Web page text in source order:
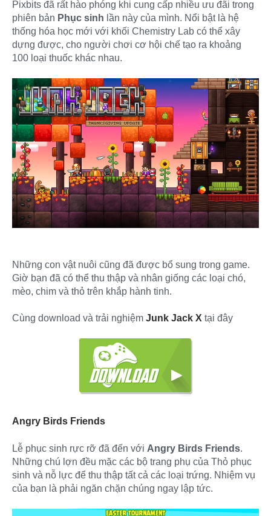
Pixbits đã rất hào phóng khi cung cấp nhiều ưu đãi trong
phiên bản Phục sinh lần này của mình. Nổi bật là hệ
thống hóa học mới với khối Chemistry Lab có thể xây
dựng được, cho người chơi cơ hội chế tạo ra khoảng
100 loại thuốc khác nhau.
Những con vật nuôi cũng đã được bổ sung trong game.
Giờ bạn đã có thể thu thập và nhân giống các loại chó,
mèo, chim và thỏ trên khắp hành tinh.
Cùng download và trải nghiệm Junk Jack X tại đây
Angry Birds Friends
Lễ phục sinh rực rỡ đã đến với Angry Birds Friends.
Những chú lợn đều mặc các bộ trang phụ của Thỏ phục
sinh và nỗ lực để thu thập tất cả các loại trứng. Nhiệm vụ
của bạn là phải ngăn chặn chúng ngay lập tức.​